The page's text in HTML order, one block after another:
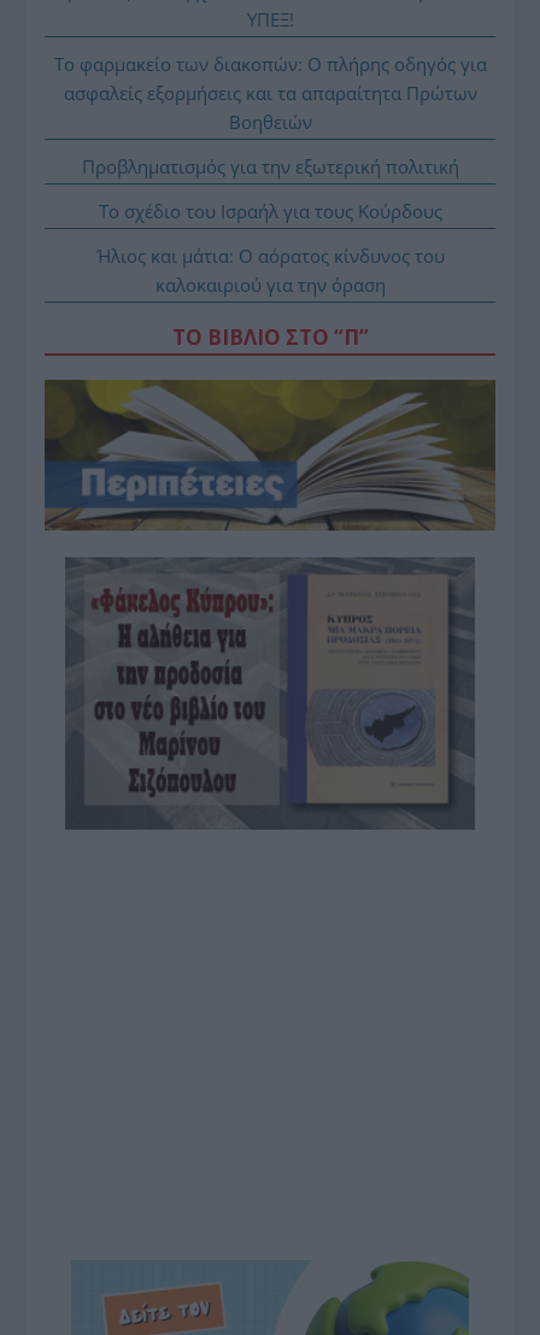
ΥΠΕΞ!
Το φαρμακείο των διακοπών: Ο πλήρης οδηγός για
ασφαλείς εξορμήσεις και τα απαραίτητα Πρώτων
Βοηθειών
Προβληματισμός για την εξωτερική πολιτική
Το σχέδιο του Ισραήλ για τους Κούρδους
Ήλιος και μάτια: Ο αόρατος κίνδυνος του
καλοκαιριού για την όραση
ΤΟ ΒΙΒΛΙΟ ΣΤΟ “Π”